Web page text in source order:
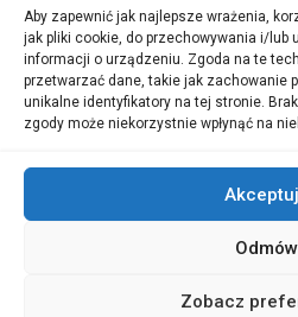
Aby zapewnić jak najlepsze wrażenia,
jak pliki cookie, do przechowywania i/lub
informacji o urządzeniu. Zgoda na te
przetwarzać dane, takie jak zachowanie
unikalne identyfikatory na tej stronie.
zgody może niekorzystnie wpłynąć na
Odmów
Zobacz
14
WarehouseLAB:
Optymalizacja
ALL RIGHTS